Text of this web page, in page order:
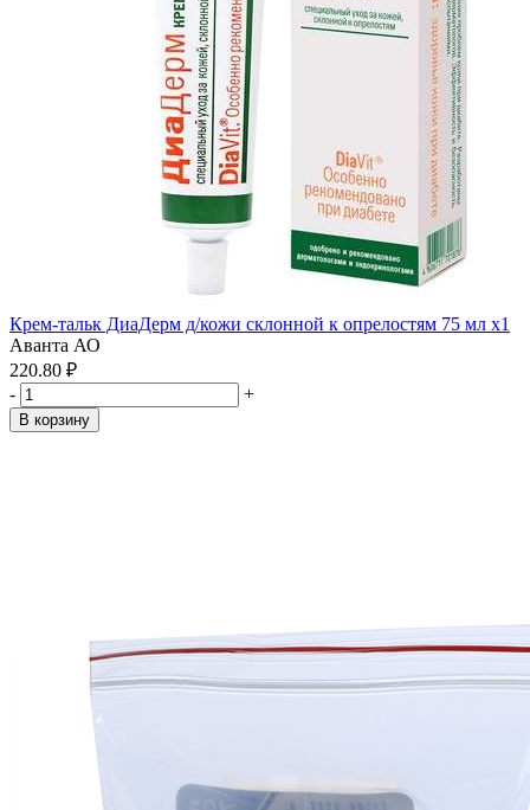
Крем-тальк ДиаДерм д/кожи склонной к опрелостям 75 мл x1
Аванта АО
220.80 ₽
-
+
В корзину